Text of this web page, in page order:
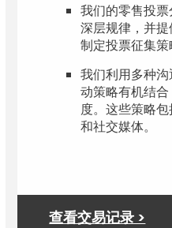
我们的零售投
深层规律，并
制定投票征集策
我们利用多种
动策略有机结
度。这些策略
和社交媒体。
查看交易记录 >